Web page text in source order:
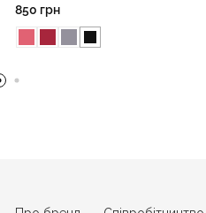
850 грн